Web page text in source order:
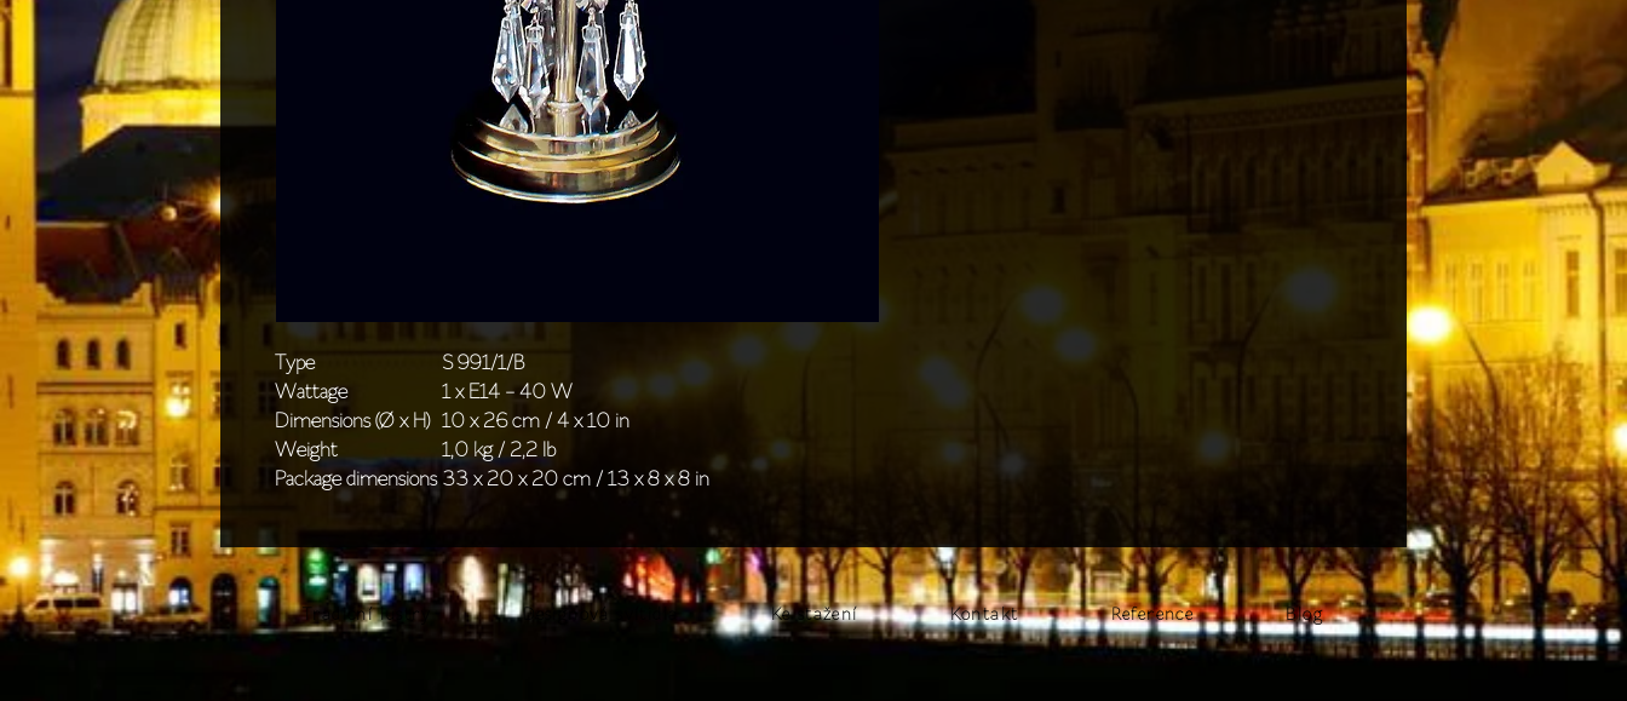
Type
S 991/1/B
Wattage
1 x E14 - 40 W
Dimensions (Ø x H) 10 x 26 cm / 4 x 10 in
Weight
1,0 kg / 2,2 lb
Package dimensions 33 x 20 x 20 cm / 13 x 8 x 8 in
Tradiční lustry Designová svítidla Ke stažení Kontakt Reference Blog